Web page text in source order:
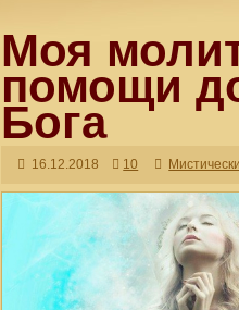
Моя
помощи
Бога
16.12.2018 10